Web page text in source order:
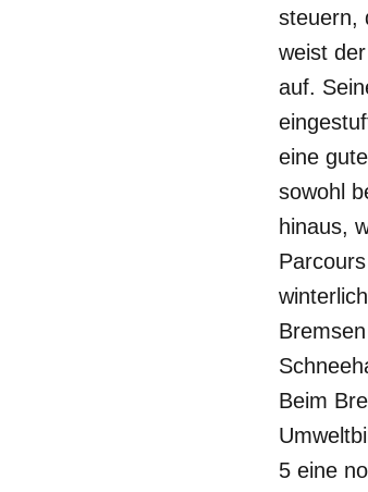
steuern,
weist
auf.
eine
sowohl
hinaus,
Beim
5 eine